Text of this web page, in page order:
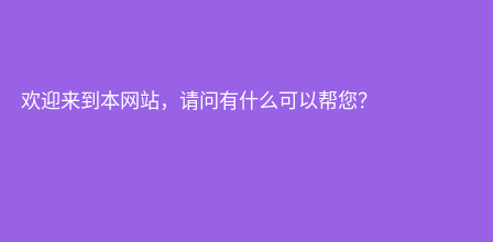
欢迎来到本网站，请问有什么可以帮您？